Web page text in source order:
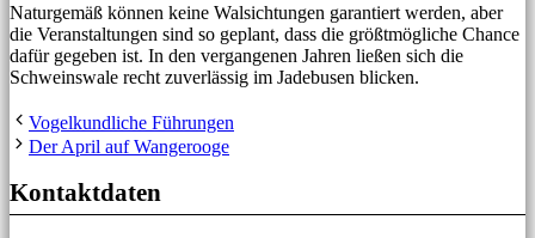
Naturgemäß können keine Walsichtungen garantiert werden, aber
die Veranstaltungen sind so geplant, dass die größtmögliche Chance
dafür gegeben ist. In den vergangenen Jahren ließen sich die
Schweinswale recht zuverlässig im Jadebusen blicken.
Vogelkundliche Führungen
Der April auf Wangerooge
Kontaktdaten